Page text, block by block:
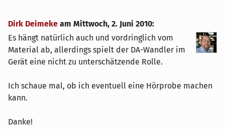
Dirk Deimeke am Mittwoch, 2. Juni 2010:
Es hängt natürlich auch und vordringlich vom
Material ab, allerdings spielt der DA-Wandler im
Gerät eine nicht zu unterschätzende Rolle.
Ich schaue mal, ob ich eventuell eine Hörprobe machen
kann.
Danke!